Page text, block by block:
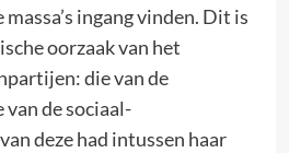
ingang vinden. Dit is
oorzaak van het
die van de
van de sociaal-
deze had intussen haar